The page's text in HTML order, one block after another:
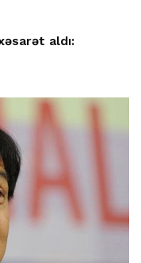
aldı: